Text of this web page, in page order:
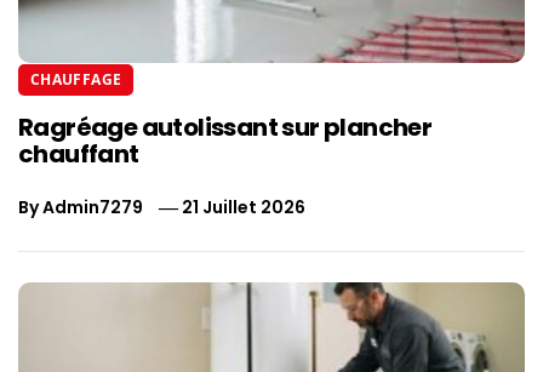
CHAUFFAGE
Ragréage autolissant sur plancher
chauffant
ByAdmin7279 21 Juillet 2026